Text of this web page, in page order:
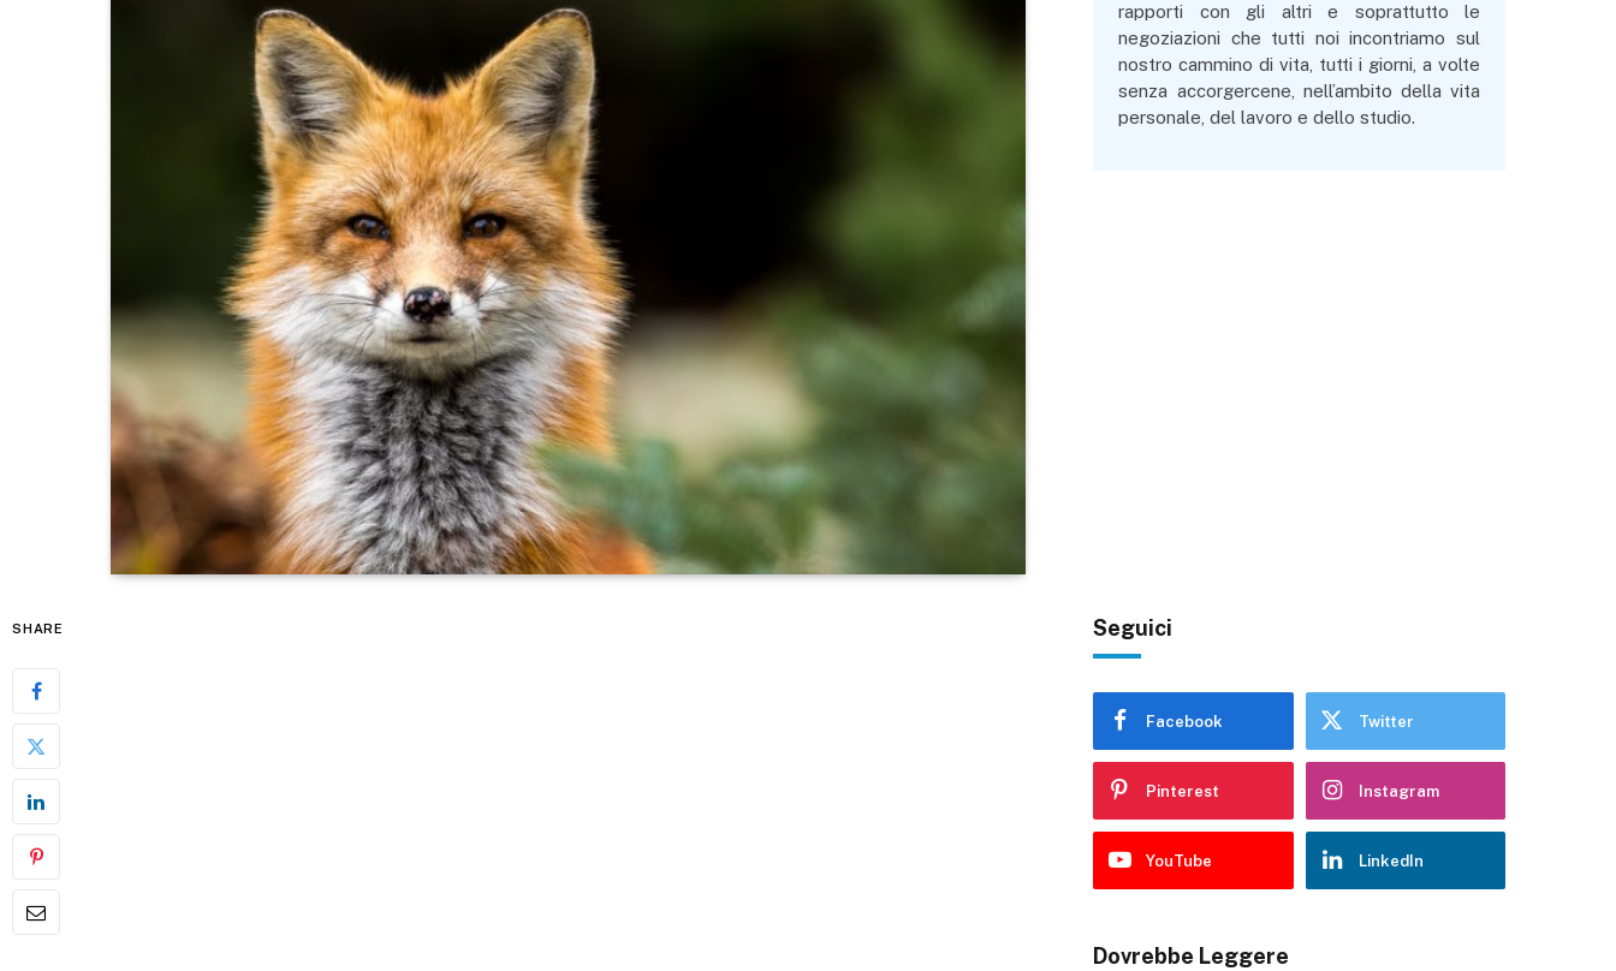
SHARE
rapporti con gli altri e soprattutto le
negoziazioni che tutti noi incontriamo sul
nostro cammino di vita, tutti i giorni, a volte
senza accorgercene, nell’ambito della vita
personale, del lavoro e dello studio.
Seguici
Facebook Twitter
Pinterest Instagram
YouTube LinkedIn
Dovrebbe Leggere